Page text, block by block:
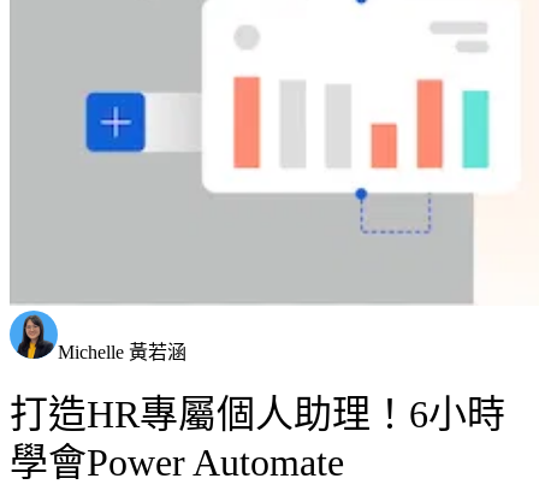
Michelle 黃若涵
打造HR專屬個人助理！6小時
學會Power Automate